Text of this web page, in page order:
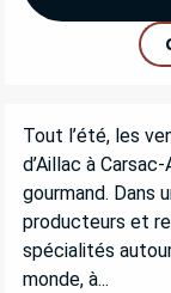
Tout l’été, les
d’Aillac à
gourmand. Dans
producteurs et
spécialités
monde, à...